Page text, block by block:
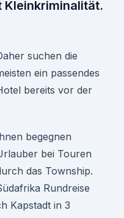
Kleinkriminalität.
suchen die
ein passendes
bereits vor der
begegnen
bei Touren
das Township.
Rundreise
Kapstadt in 3